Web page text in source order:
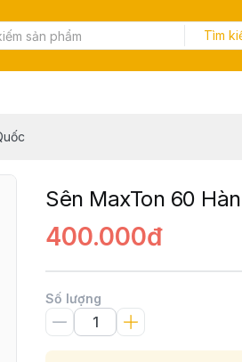
Tìm
Sên MaxTon 60
400.000đ
Số lượng